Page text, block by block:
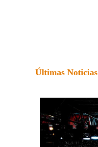
Últimas Noticias